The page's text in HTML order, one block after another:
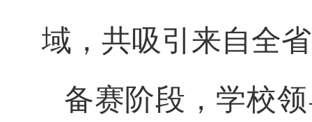
域，共吸引来自全
备赛阶段，学校